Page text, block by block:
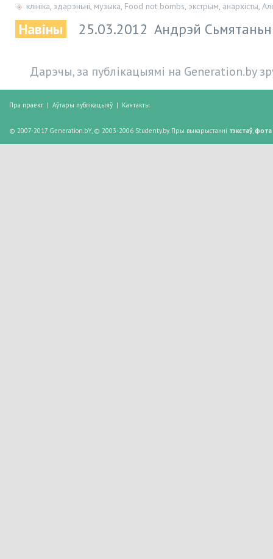
клініка, здарэньні, музыка, Food not bombs, экстрым, анархісты,
Навіны 25.03.2012 Андрэй
Дарэчы, за публікацыямі на Generation.by
Пра праект | Аўтары публікацыяў | Кантакты
© 2007-2017 Generation.bY, © 2003-2006 Studenty.by. Пры выкарыстанні тэкстаў,фота